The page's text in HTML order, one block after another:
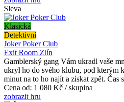
Sleva
Klasická
Detektivní
Joker Poker Club
Exit Room Zlín
Gamblerský gang Vám ukradl vaše
ukryl ho do svého klubu, pod kterým
minut na to ho najít a získat zpět. Čas
Cena od: 1 080 Kč / skupina
zobrazit hru